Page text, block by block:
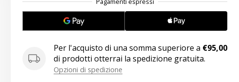
Per l'acquisto di una somma superiore a €95,00
di prodotti otterrai la spedizione gratuita.
Opzioni di spedizione